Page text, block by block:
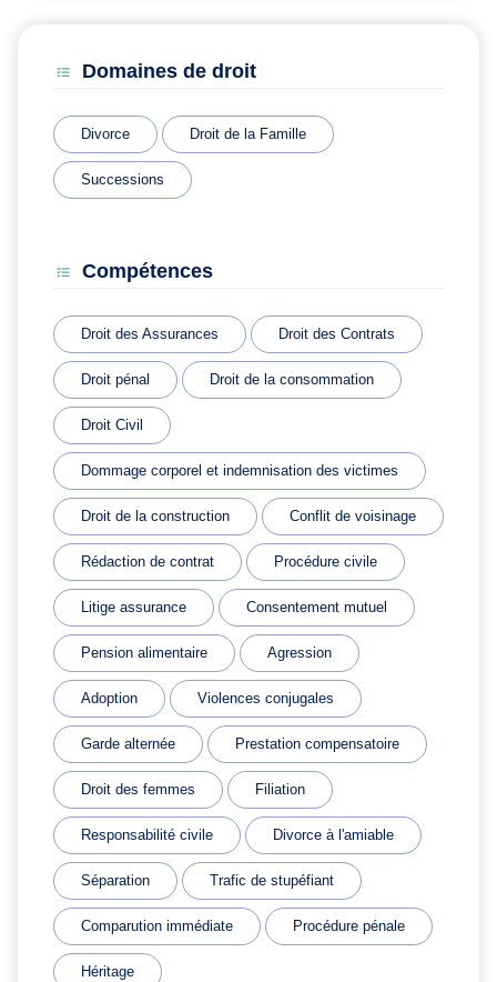
Domaines de droit
Divorce Droit de la Famille
Successions
Compétences
Droit des Assurances Droit des Contrats
Droit pénal Droit de la consommation
Droit Civil
Dommage corporel et indemnisation des victimes
Droit de la construction Conflit de voisinage
Rédaction de contrat Procédure civile
Litige assurance Consentement mutuel
Pension alimentaire Agression
Adoption Violences conjugales
Garde alternée Prestation compensatoire
Droit des femmes Filiation
Responsabilité civile Divorce à l'amiable
Séparation Trafic de stupéfiant
Comparution immédiate Procédure pénale
Héritage